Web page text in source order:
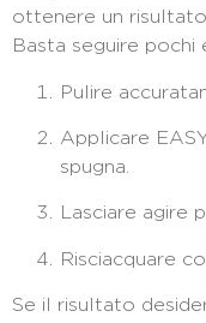
ottenere un
Basta seguire pochi
Pulire
Applicare
spugna.
Lasciare agire
Risciacquare
Se il risultato